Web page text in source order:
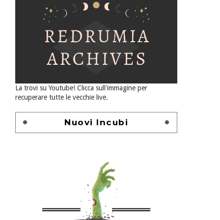
La trovi su Youtube! Clicca sull'immagine per
recuperare tutte le vecchie live.
Nuovi Incubi